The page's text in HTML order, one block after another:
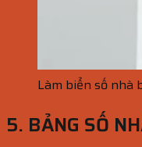
Làm biển số nhà
5. BẢNG SỐ